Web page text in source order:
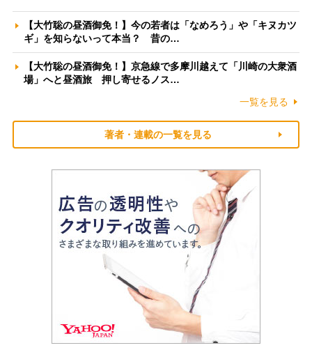
【大竹聡の昼酒御免！】今の若者は「なめろう」や「キヌカツ
ギ」を知らないって本当？ 昔の…
【大竹聡の昼酒御免！】京急線で多摩川越えて「川崎の大衆酒
場」へと昼酒旅 押し寄せるノス…
一覧を見る
著者・連載の一覧を見る